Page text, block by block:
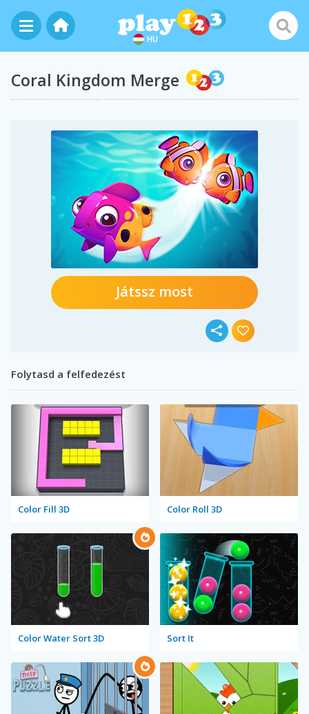
HU
Coral Kingdom Merge
Játssz most
Folytasd a felfedezést
Color Fill 3D Color Roll 3D
Color Water Sort 3D Sort It